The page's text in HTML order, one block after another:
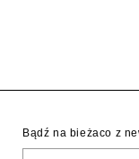
Bądź na bieżaco z